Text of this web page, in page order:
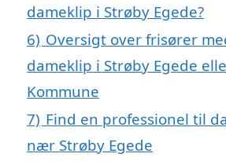
dameklip i Strøby Egede?
6) Oversigt over frisører
dameklip i Strøby Egede
Kommune
7) Find en professionel til
nær Strøby Egede